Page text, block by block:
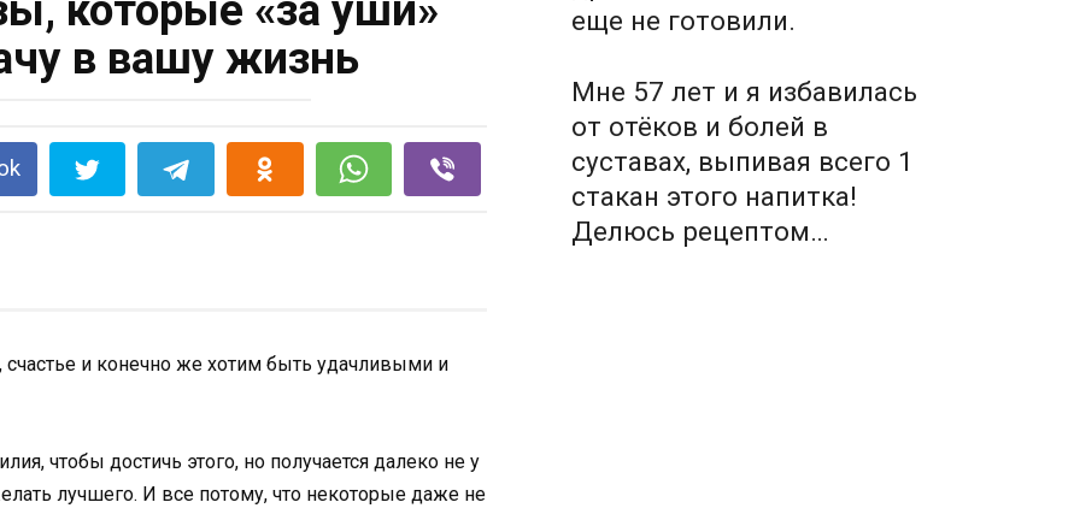
в вашу жизнь
и конечно же хотим быть удачливыми и
чтобы достичь этого, но получается далеко не у
лучшего. И все потому, что некоторые даже не
еще не готовили.
Мне 57 лет и я избавилась
от отёков и болей в
суставах, выпивая всего 1
стакан этого напитка!
Делюсь рецептом…